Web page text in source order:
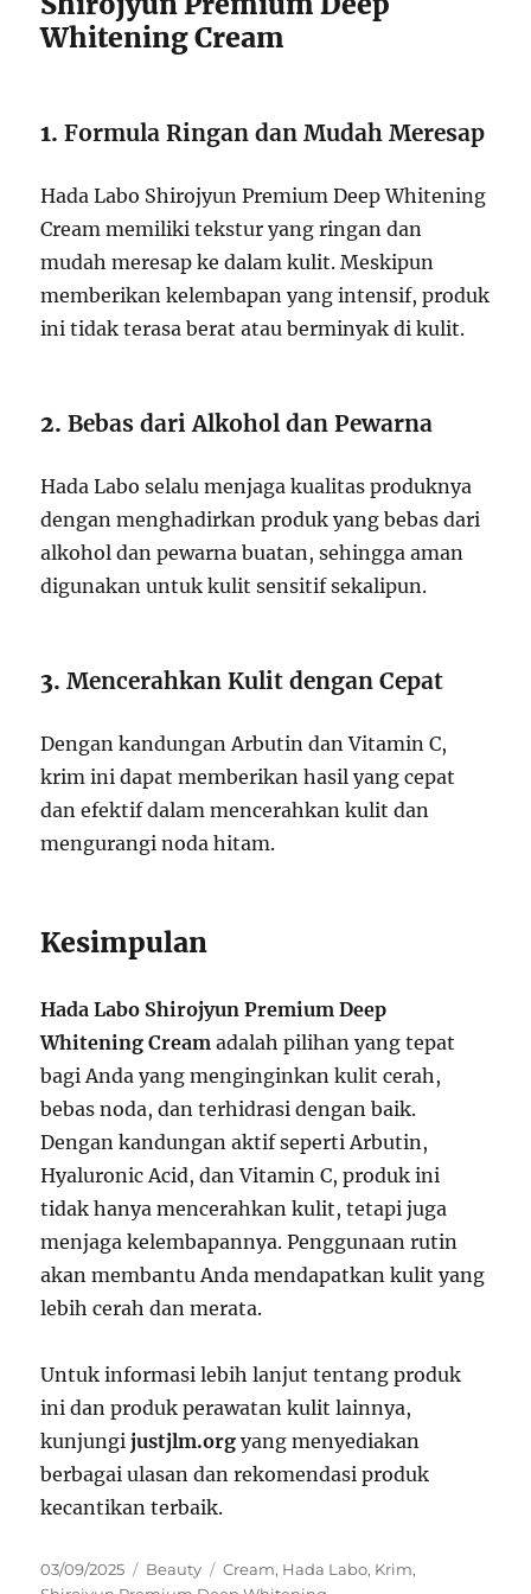
Whitening Cream
1.Formula Ringan dan Mudah Meresap
Hada Labo Shirojyun Premium Deep Whitening
Cream memiliki tekstur yang ringan dan
mudah meresap ke dalam kulit. Meskipun
memberikan kelembapan yang intensif, produk
ini tidak terasa berat atau berminyak di kulit.
2.Bebas dari Alkohol dan Pewarna
Hada Labo selalu menjaga kualitas produknya
dengan menghadirkan produk yang bebas dari
alkohol dan pewarna buatan, sehingga aman
digunakan untuk kulit sensitif sekalipun.
3.Mencerahkan Kulit dengan Cepat
Dengan kandungan Arbutin dan Vitamin C,
krim ini dapat memberikan hasil yang cepat
dan efektif dalam mencerahkan kulit dan
mengurangi noda hitam.
Kesimpulan
Hada Labo Shirojyun Premium Deep
Whitening Cream adalah pilihan yang tepat
bagi Anda yang menginginkan kulit cerah,
bebas noda, dan terhidrasi dengan baik.
Dengan kandungan aktif seperti Arbutin,
Hyaluronic Acid, dan Vitamin C, produk ini
tidak hanya mencerahkan kulit, tetapi juga
menjaga kelembapannya. Penggunaan rutin
akan membantu Anda mendapatkan kulit yang
lebih cerah dan merata.
Untuk informasi lebih lanjut tentang produk
ini dan produk perawatan kulit lainnya,
kunjungijustjlm.org yang menyediakan
berbagai ulasan dan rekomendasi produk
kecantikan terbaik.
Posted
03/09/2025 Categories
Beauty Tags
Cream, Hada Labo, Krim,